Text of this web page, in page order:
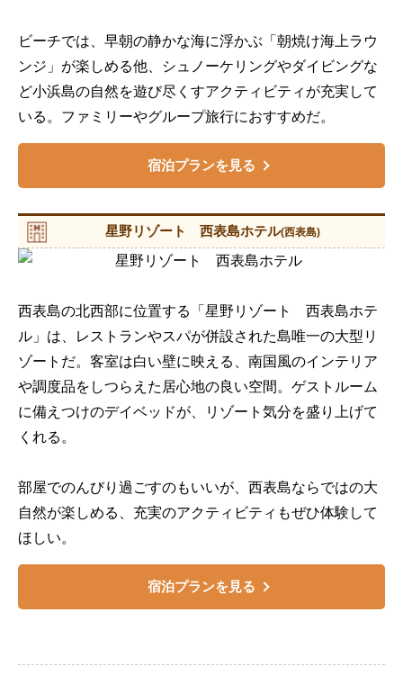
ビーチでは、早朝の静かな海に浮かぶ「朝焼け海上ラウ
ンジ」が楽しめる他、シュノーケリングやダイビングな
ど小浜島の自然を遊び尽くすアクティビティが充実して
いる。ファミリーやグループ旅行におすすめだ。
宿泊プランを見る
星野リゾート 西表島ホテル(西表島)
西表島の北西部に位置する「星野リゾート 西表島ホテ
ル」は、レストランやスパが併設された島唯一の大型リ
ゾートだ。客室は白い壁に映える、南国風のインテリア
や調度品をしつらえた居心地の良い空間。ゲストルーム
に備えつけのデイベッドが、リゾート気分を盛り上げて
くれる。
部屋でのんびり過ごすのもいいが、西表島ならではの大
自然が楽しめる、充実のアクティビティもぜひ体験して
ほしい。
宿泊プランを見る